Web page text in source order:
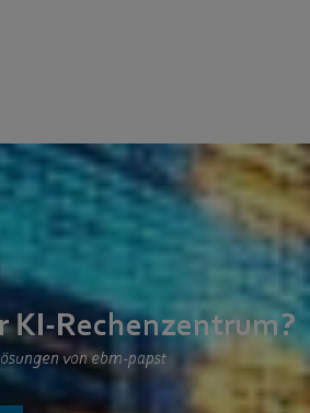
Rechenzentrum?
von ebm‑papst